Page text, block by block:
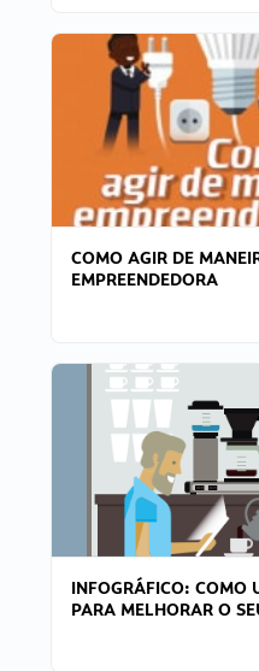
COMO AGIR DE
EMPREENDEDORA
INFOGRÁFICO: COMO
PARA MELHORAR O